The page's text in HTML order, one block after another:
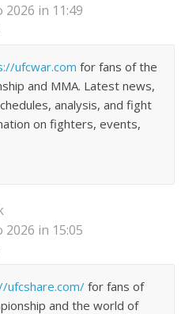
2026 in 11:49
ufcwar.com for fans of the
and MMA. Latest news,
analysis, and fight
on fighters, events,
2026 in 15:05
ufcshare.com/ for fans of
and the world of